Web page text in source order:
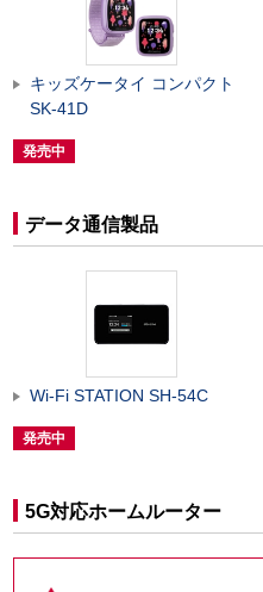
キッズケータイ コンパクト
SK-41D
発売中
データ通信製品
Wi-Fi STATION SH-54C
発売中
5G対応ホームルーター